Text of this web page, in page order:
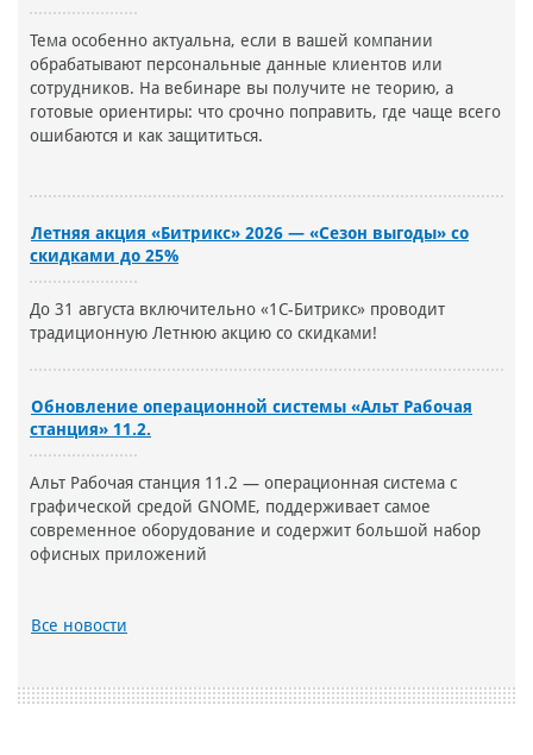
Тема особенно актуальна, если в вашей компании
обрабатывают персональные данные клиентов или
сотрудников. На вебинаре вы получите не теорию, а
готовые ориентиры: что срочно поправить, где чаще всего
ошибаются и как защититься.
Летняя акция «Битрикс» 2026 — «Сезон выгоды» со
скидками до 25%
До 31 августа включительно «1С-Битрикс» проводит
традиционную Летнюю акцию со скидками!
Обновление операционной системы «Альт Рабочая
станция» 11.2.
Альт Рабочая станция 11.2 — операционная система с
графической средой GNOME, поддерживает самое
современное оборудование и содержит большой набор
офисных приложений
Все новости